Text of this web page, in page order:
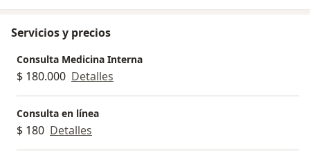
Servicios y precios
Consulta Medicina Interna
$ 180.000 Detalles
Consulta en línea
$ 180 Detalles